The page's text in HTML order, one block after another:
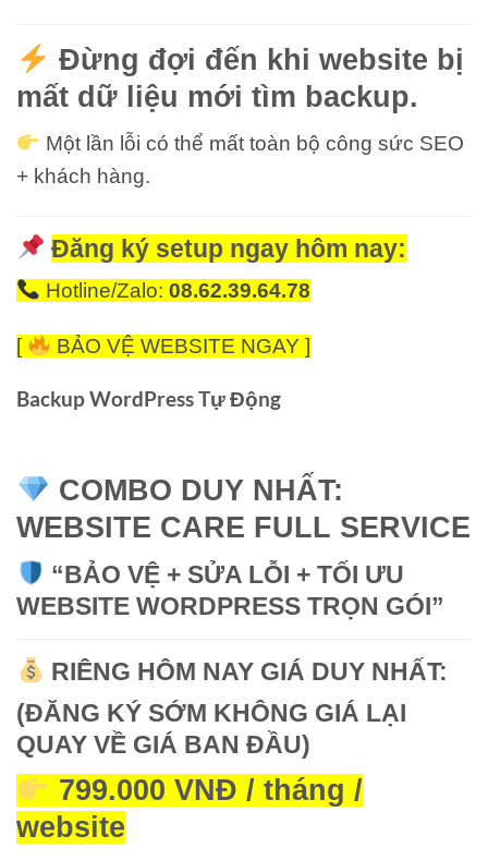
Đừng đợi đến khi website bị
mất dữ liệu mới tìm backup.
Một lần lỗi có thể mất toàn bộ công sức SEO
+ khách hàng.
Đăng ký setup ngay hôm nay:
Hotline/Zalo: 08.62.39.64.78
[ BẢO VỆ WEBSITE NGAY ]
Backup WordPress Tự Động
COMBO DUY NHẤT:
WEBSITE CARE FULL SERVICE
“BẢO VỆ + SỬA LỖI + TỐI ƯU
WEBSITE WORDPRESS TRỌN GÓI”
RIÊNG HÔM NAY GIÁ DUY NHẤT:
(ĐĂNG KÝ SỚM KHÔNG GIÁ LẠI
QUAY VỀ GIÁ BAN ĐẦU)
799.000 VNĐ / tháng /
website